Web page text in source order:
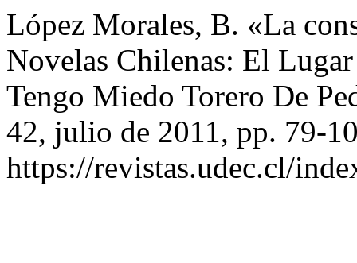
López Morales, B. «La
Novelas Chilenas: El
Tengo Miedo Torero De
42, julio de 2011, pp. 79-
https://revistas.udec.cl/